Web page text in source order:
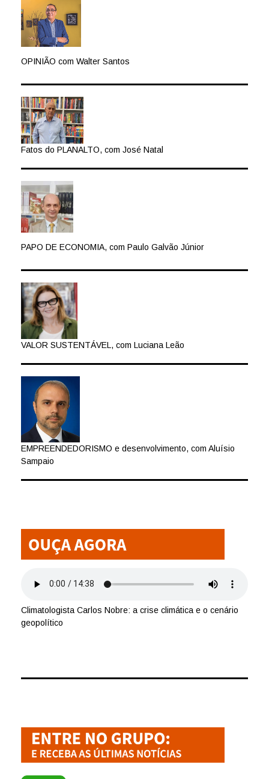
OPINIÃO com Walter Santos
Fatos do PLANALTO, com José Natal
PAPO DE ECONOMIA, com Paulo Galvão Júnior
VALOR SUSTENTÁVEL, com Luciana Leão
EMPREENDEDORISMO e desenvolvimento, com Aluísio
Sampaio
Climatologista Carlos Nobre: a crise climática e o cenário
geopolítico